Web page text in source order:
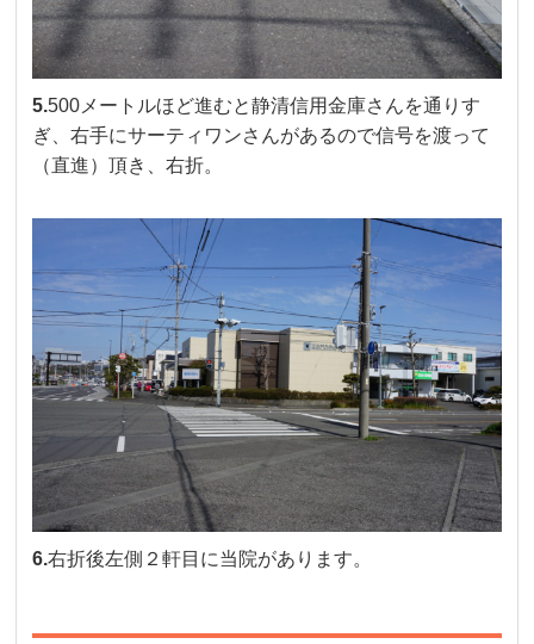
5.500メートルほど進むと静清信用金庫さんを通りす
ぎ、右手にサーティワンさんがあるので信号を渡って
（直進）頂き、右折。
6.右折後左側２軒目に当院があります。